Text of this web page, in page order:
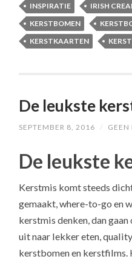
INSPIRATIE
IRISH
KERSTBOMEN
KERSTKAARTEN
De leukste
SEPTEMBER 8, 2016 / GEEN
De leukste
Kerstmis komt steeds
gemaakt, where-to-go en
kerstmis denken, dan
uit naar lekker eten,
kerstbomen en